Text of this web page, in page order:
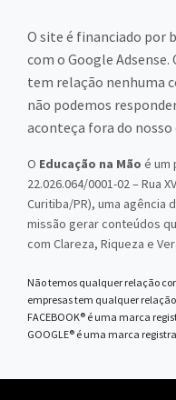
O site é financiado por
com o Google Adsense.
tem relação nenhuma
não podemos
aconteça fora do
O Educação na Mão é um
22.026.064/0001-02 – Rua
Curitiba/PR), uma agência
missão gerar conteúdos
com Clareza, Riqueza e
Não temos qualquer relação
empresas tem qualquer
FACEBOOK® é uma marca
GOOGLE® é uma marca